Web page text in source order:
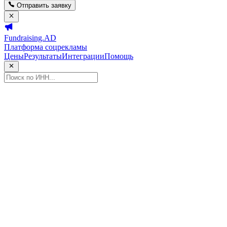
Отправить заявку
Fundraising.AD
Платформа соцрекламы
ЦеныРезультатыИнтеграцииПомощь